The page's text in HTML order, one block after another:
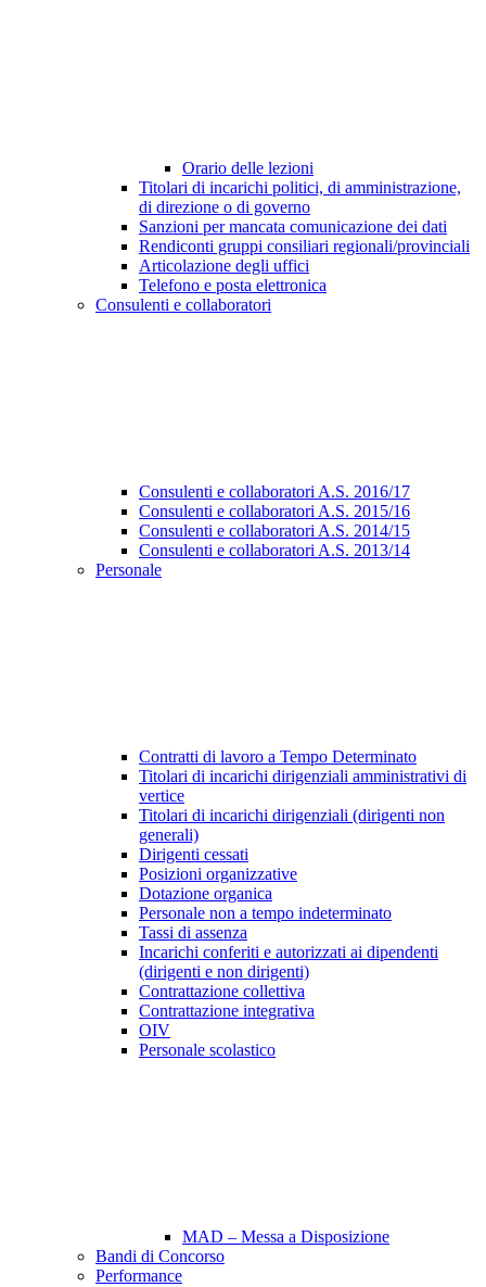
Orario delle lezioni
Titolari di incarichi politici, di amministrazione,
di direzione o di governo
Sanzioni per mancata comunicazione dei dati
Rendiconti gruppi consiliari regionali/provinciali
Articolazione degli uffici
Telefono e posta elettronica
Consulenti e collaboratori
Consulenti e collaboratori A.S. 2016/17
Consulenti e collaboratori A.S. 2015/16
Consulenti e collaboratori A.S. 2014/15
Consulenti e collaboratori A.S. 2013/14
Personale
Contratti di lavoro a Tempo Determinato
Titolari di incarichi dirigenziali amministrativi di
vertice
Titolari di incarichi dirigenziali (dirigenti non
generali)
Dirigenti cessati
Posizioni organizzative
Dotazione organica
Personale non a tempo indeterminato
Tassi di assenza
Incarichi conferiti e autorizzati ai dipendenti
(dirigenti e non dirigenti)
Contrattazione collettiva
Contrattazione integrativa
OIV
Personale scolastico
MAD – Messa a Disposizione
Bandi di Concorso
Performance